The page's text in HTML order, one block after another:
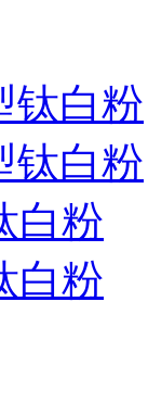
钛白粉
钛白粉
白粉
白粉